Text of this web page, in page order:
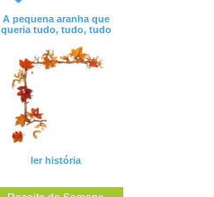
A pequena aranha que
queria tudo, tudo, tudo
ler história